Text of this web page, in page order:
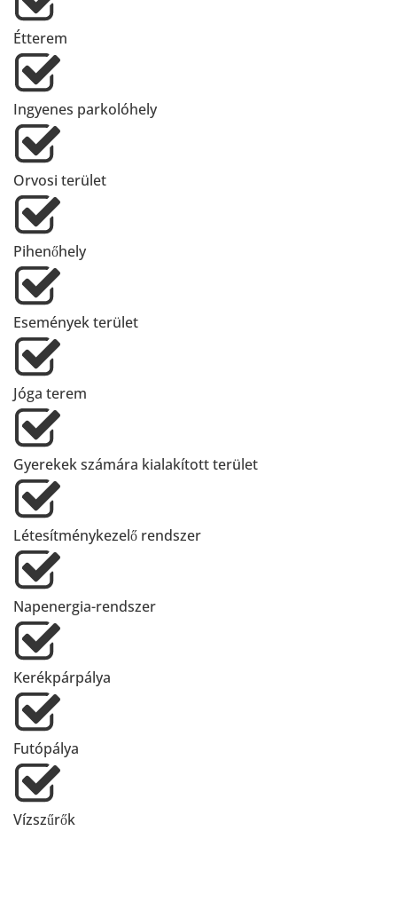
Étterem
Ingyenes parkolóhely
Orvosi terület
Pihenőhely
Események terület
Jóga terem
Gyerekek számára kialakított terület
Létesítménykezelő rendszer
Napenergia-rendszer
Kerékpárpálya
Futópálya
Vízszűrők